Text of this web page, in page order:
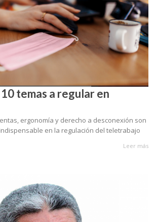
temas a regular en
ergonomía y derecho a desconexión son
en la regulación del teletrabajo
Leer más